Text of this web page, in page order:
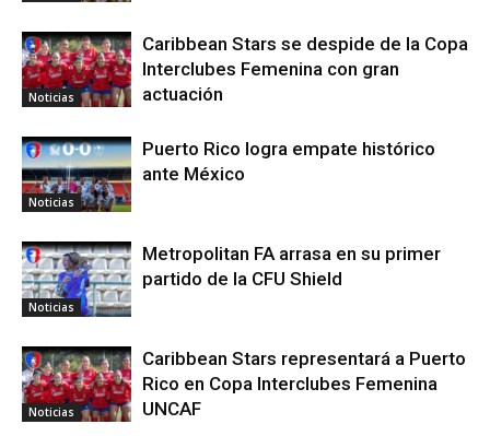
Noticias
Caribbean Stars se despide de la Copa
Interclubes Femenina con gran
actuación
Noticias
Puerto Rico logra empate histórico
ante México
Noticias
Metropolitan FA arrasa en su primer
partido de la CFU Shield
Noticias
Caribbean Stars representará a Puerto
Rico en Copa Interclubes Femenina
UNCAF